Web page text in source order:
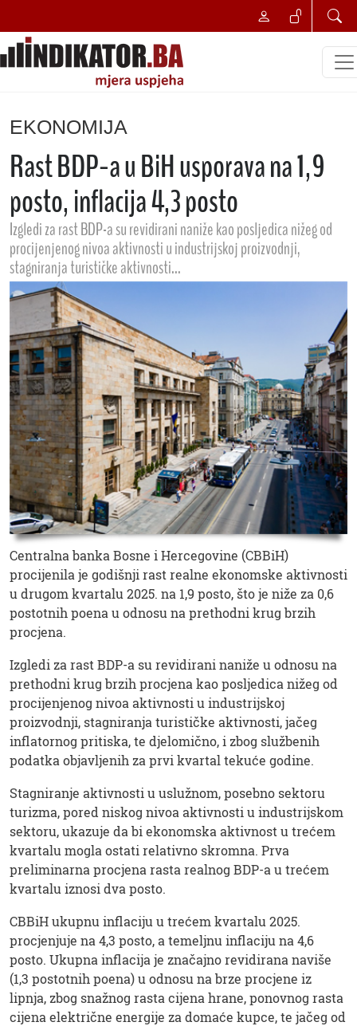
EKONOMIJA
Rast BDP-a u BiH usporava na 1,9
posto, inflacija 4,3 posto
Izgledi za rast BDP-a su revidirani naniže kao posljedica nižeg od
procijenjenog nivoa aktivnosti u industrijskoj proizvodnji,
stagniranja turističke aktivnosti...
Centralna banka Bosne i Hercegovine (CBBiH)
procijenila je godišnji rast realne ekonomske aktivnosti
u drugom kvartalu 2025. na 1,9 posto, što je niže za 0,6
postotnih poena u odnosu na prethodni krug brzih
procjena.
Izgledi za rast BDP-a su revidirani naniže u odnosu na
prethodni krug brzih procjena kao posljedica nižeg od
procijenjenog nivoa aktivnosti u industrijskoj
proizvodnji, stagniranja turističke aktivnosti, jačeg
inflatornog pritiska, te djelomično, i zbog službenih
podatka objavljenih za prvi kvartal tekuće godine.
Stagniranje aktivnosti u uslužnom, posebno sektoru
turizma, pored niskog nivoa aktivnosti u industrijskom
sektoru, ukazuje da bi ekonomska aktivnost u trećem
kvartalu mogla ostati relativno skromna. Prva
preliminarna procjena rasta realnog BDP-a u trećem
kvartalu iznosi dva posto.
CBBiH ukupnu inflaciju u trećem kvartalu 2025.
procjenjuje na 4,3 posto, a temeljnu inflaciju na 4,6
posto. Ukupna inflacija je značajno revidirana naviše
(1,3 postotnih poena) u odnosu na brze procjene iz
lipnja, zbog snažnog rasta cijena hrane, ponovnog rasta
cijena električne energije za domaće kupce, te jačeg od